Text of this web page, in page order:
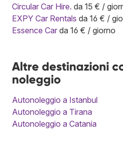
Circular Car Hire. da 15 € /
EXPY Car Rentals da 16 € /
Essence Car da 16 € / giorno
Altre destinazioni
noleggio
Autonoleggio a Istanbul
Autonoleggio a Tirana
Autonoleggio a Catania